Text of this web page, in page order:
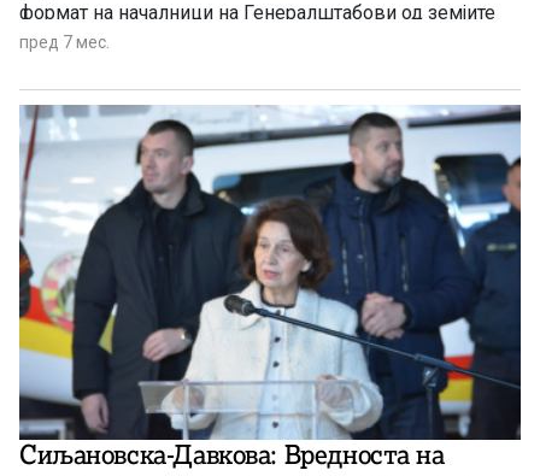
формат на началници на Генералштабови од земјите
членки на НАТО и партнерите. На состанокот, со кој
НАТО, адмирал Џузепе Каво Драгоне, во текот на
вчерашниот ден обраќање имаше […]
пред 7 мес.
Сиљановска-Давкова: Вредноста на